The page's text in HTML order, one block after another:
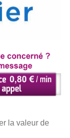
la valeur de